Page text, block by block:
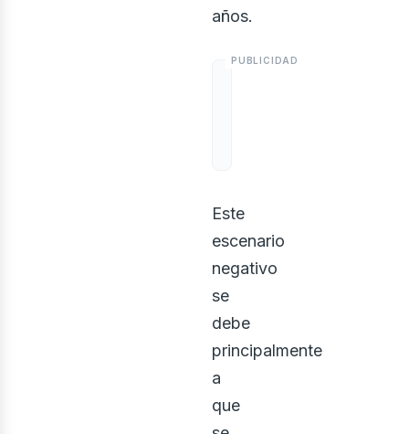
años.
Este
escenario
negativo
se
debe
principalmente
a
que